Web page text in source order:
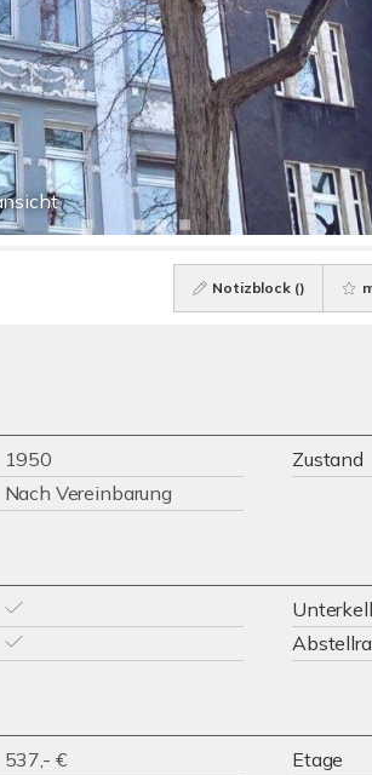
Notizblock ()
1950 Zustand
Nach Vereinbarung
537,- € Etage